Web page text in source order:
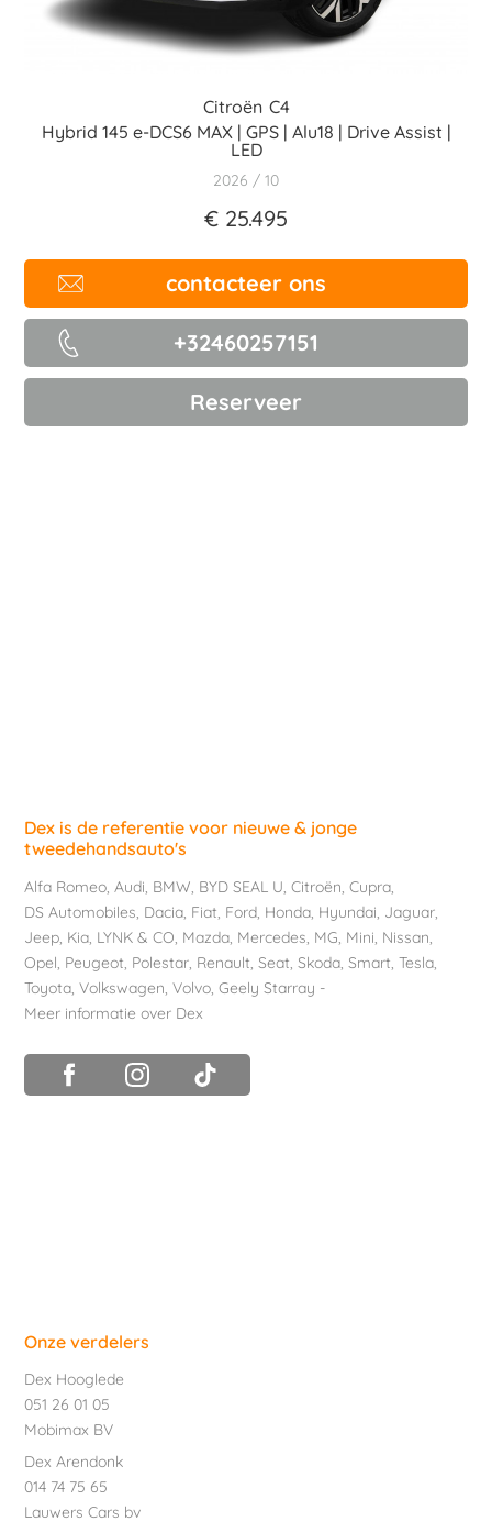
Citroën C4
Hybrid 145 e-DCS6 MAX | GPS | Alu18 | Drive Assist |
LED
2026 10
€ 25.495
contacteer ons
+32460257151
Reserveer
Dex is de referentie voor nieuwe & jonge
tweedehandsauto's
Alfa Romeo,Audi, BMW, BYD SEAL U,Citroën,Cupra,
DS Automobiles, Dacia, Fiat, Ford, Honda, Hyundai, Jaguar,
Jeep, Kia, LYNK & CO, Mazda, Mercedes, MG, Mini, Nissan,
Opel, Peugeot, Polestar, Renault,Seat,Skoda,Smart,Tesla,
Toyota,Volkswagen,Volvo,Geely Starray -
Meer informatie over Dex
Onze verdelers
Dex Hooglede
051 26 01 05
Mobimax BV
Dex Arendonk
014 74 75 65
Lauwers Cars bv